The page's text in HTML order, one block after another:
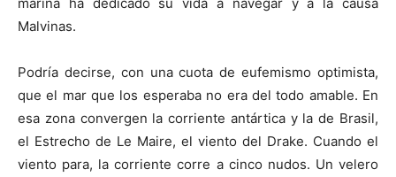
Malvinas.
Podría decirse, con una cuota de eufemismo optimista,
que el mar que los esperaba no era del todo amable. En
esa zona convergen la corriente antártica y la de Brasil,
el Estrecho de Le Maire, el viento del Drake. Cuando el
viento para, la corriente corre a cinco nudos. Un velero